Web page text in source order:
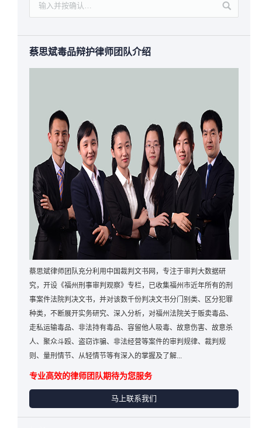
蔡思斌毒品辩护律师团队介绍
蔡思斌律师团队充分利用中国裁判文书网，专注于审判大数据研
究，开设《福州刑事审判观察》专栏，已收集福州市近年所有的刑
事案件法院判决文书，并对该数千份判决文书分门别类、区分犯罪
种类，不断展开实务研究、深入分析，对福州法院关于贩卖毒品、
走私运输毒品、非法持有毒品、容留他人吸毒、故意伤害、故意杀
人、聚众斗殴、盗窃诈骗、非法经营等案件的审判规律、裁判规
则、量刑情节、从轻情节等有深入的掌握及了解...
专业高效的律师团队期待为您服务
马上联系我们